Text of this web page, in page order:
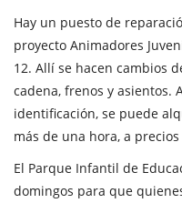
Hay un puesto de
proyecto Animadores
12. Allí se hacen cambios
cadena, frenos y asientos.
identificación, se puede
más de una hora, a
El Parque Infantil de
domingos para que